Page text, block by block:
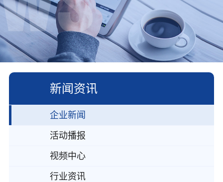
服务与解决方案
新闻资讯
加入我们
联系我们
新闻资讯
企业新闻
活动播报
视频中心
行业资讯